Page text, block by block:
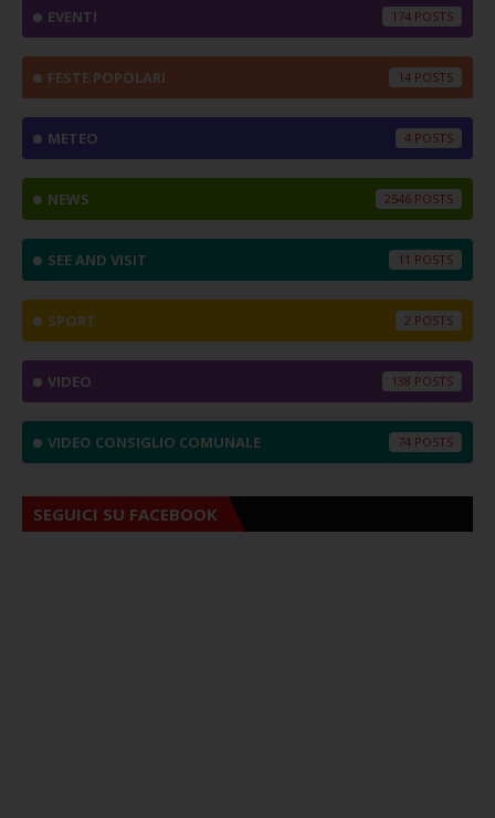
EVENTI 174
FESTE POPOLARI 14
METEO 4
NEWS 2546
SEE AND VISIT 11
SPORT 2
VIDEO 138
VIDEO CONSIGLIO COMUNALE 74
SEGUICI SU FACEBOOK